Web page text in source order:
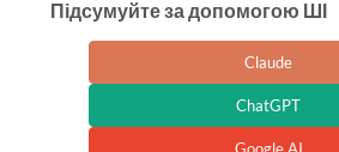
Підсумуйте за допомогою ШІ
Claude
ChatGPT